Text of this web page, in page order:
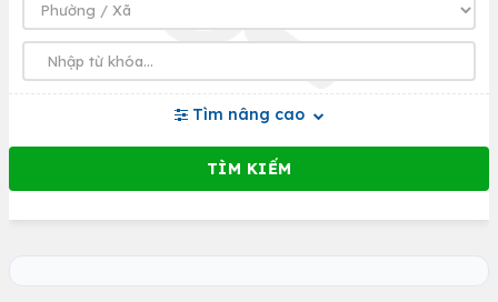
Tìm nâng cao